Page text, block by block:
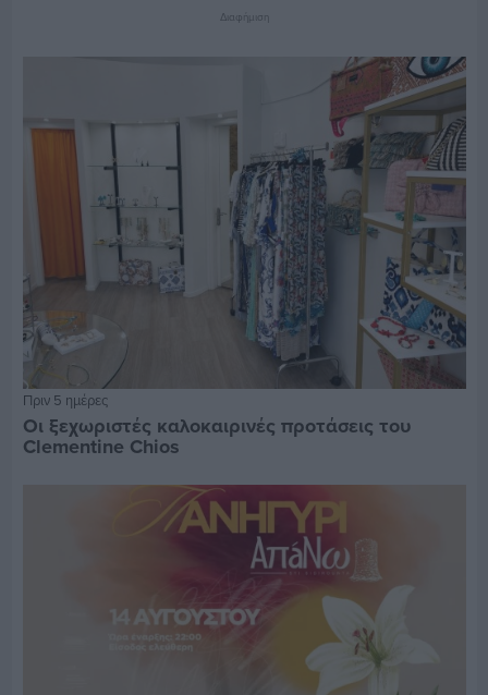
Διαφήμιση
Πριν 5 ημέρες
Οι ξεχωριστές καλοκαιρινές προτάσεις του
Clementine Chios